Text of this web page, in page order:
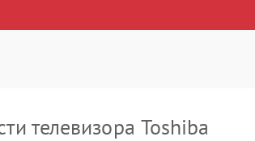
телевизора Toshiba